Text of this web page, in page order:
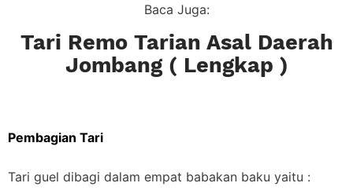
Baca Juga:
Tari Remo Tarian Asal Daerah
Jombang ( Lengkap )
Pembagian Tari
Tari guel dibagi dalam empat babakan baku yaitu :